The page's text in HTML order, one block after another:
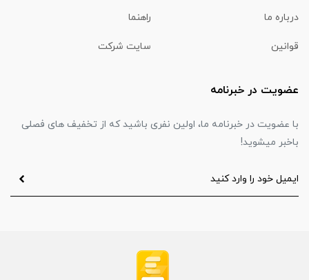
درباره ما راهنما
قوانین سایت شرکت
عضویت در خبرنامه
با عضویت در خبرنامه ما، اولین نفری باشید که از تخفیف های فصلی
باخبر میشوید!